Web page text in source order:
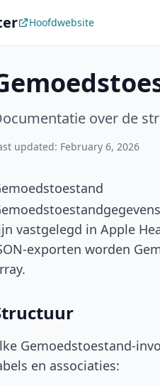
Hoofdwebsite
over de
updated: February 6, 2026
vastgelegd in Apple
exporten worden
Gemoedstoestand-
en associaties: